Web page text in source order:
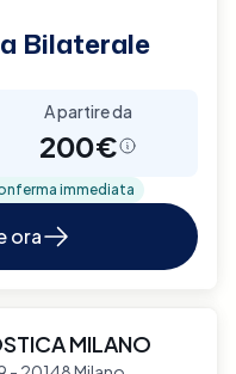
Bilaterale
A partire da
200€
immediata
ora
MILANO